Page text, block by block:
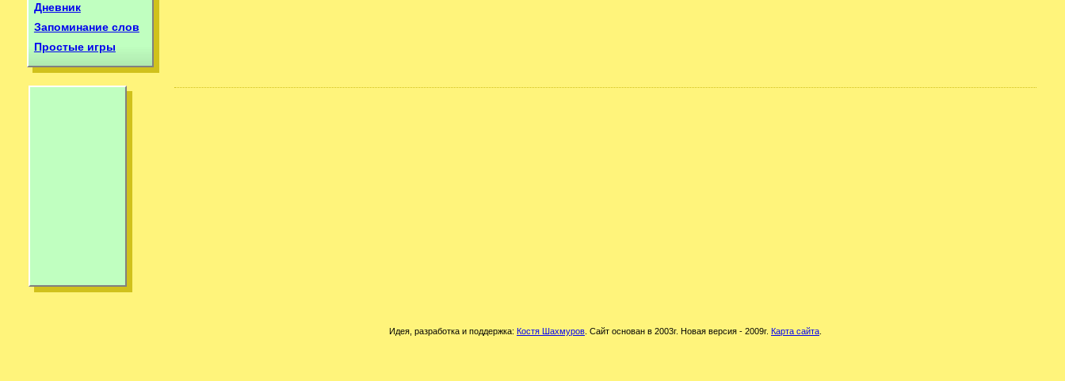
Дневник
Запоминание слов
Простые игры
Идея, разработка и поддержка: Костя Шахмуров . Сайт основан в 2003г. Новая версия - 2009г. Карта сайта